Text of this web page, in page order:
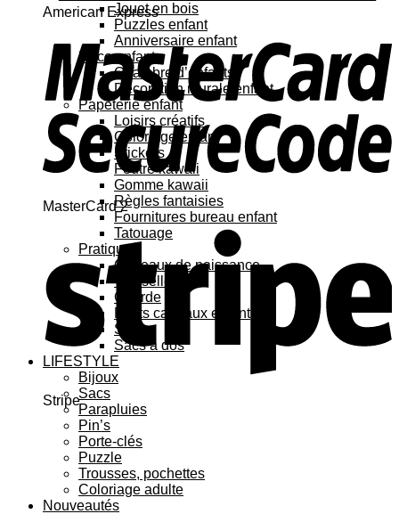
American Express
MasterCard 2
Stripe
Jouet en bois
Puzzles enfant
Anniversaire enfant
Déco enfant
Chambre d’enfants
Décoration murale enfant
Papeterie enfant
Loisirs créatifs
Coloriage enfant
Stickers
Feutre kawaii
Gomme kawaii
Règles fantaisies
Fournitures bureau enfant
Tatouage
Pratique
Cadeaux de naissance
Vaisselle
Gourde
Petits cadeaux enfant
Sacs
Sacs à dos
LIFESTYLE
Bijoux
Sacs
Parapluies
Pin’s
Porte-clés
Puzzle
Trousses, pochettes
Coloriage adulte
Nouveautés